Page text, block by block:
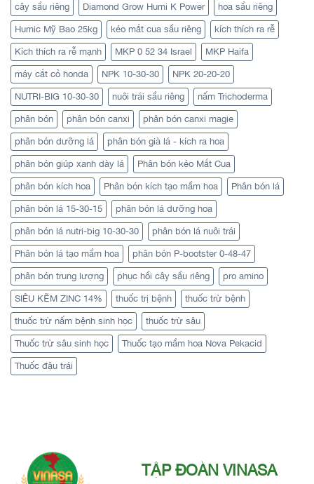
cây sầu riêng Diamond Grow Humi K Power hoa sầu riêng
Humic Mỹ Bao 25kg kéo mắt cua sầu riêng kích thích ra rễ
Kích thích ra rễ mạnh MKP 0 52 34 Israel MKP Haifa
máy cắt cỏ honda NPK 10-30-30 NPK 20-20-20
NUTRI-BIG 10-30-30 nuôi trái sầu riêng nấm Trichoderma
phân bón phân bón canxi phân bón canxi magie
phân bón dưỡng lá phân bón già lá - kích ra hoa
phân bón giúp xanh dày lá Phân bón kéo Mắt Cua
phân bón kích hoa Phân bón kích tạo mầm hoa Phân bón lá
phân bón lá 15-30-15 phân bón lá dưỡng hoa
phân bón lá nutri-big 10-30-30 phân bón lá nuôi trái
Phân bón lá tạo mầm hoa phân bón P-bootster 0-48-47
phân bón trung lượng phục hồi cây sầu riêng pro amino
SIÊU KẼM ZINC 14% thuốc trị bệnh thuốc trừ bệnh
thuốc trừ nấm bệnh sinh học thuốc trừ sâu
Thuốc trừ sâu sinh học Thuốc tạo mầm hoa Nova Pekacid
Thuốc đậu trái
TẬP ĐOÀN VINASA